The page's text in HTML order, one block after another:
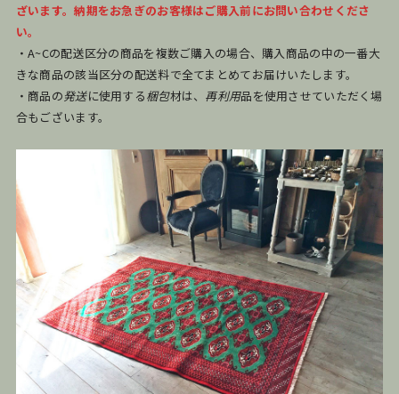
ざいます。納期をお急ぎのお客様はご購入前にお問い合わせくださ
い。
・A~Cの配送区分の商品を複数ご購入の場合、購入商品の中の一番大
きな商品の該当区分の配送料で全てまとめてお届けいたします。
・商品の発送に使用する梱包材は、 再利用品を使用させていただく場
合もございます。